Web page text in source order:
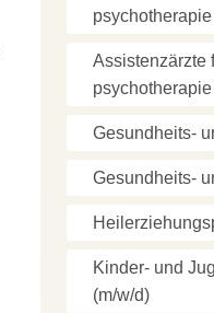
Assistenzärzte
Gesundheits-
Gesundheits-
Kinder- und
(m/w/d)